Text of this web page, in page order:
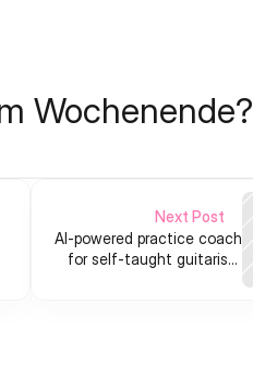
Wochenende?
Next Post
AI-powered practice coach
for self-taught guitarists